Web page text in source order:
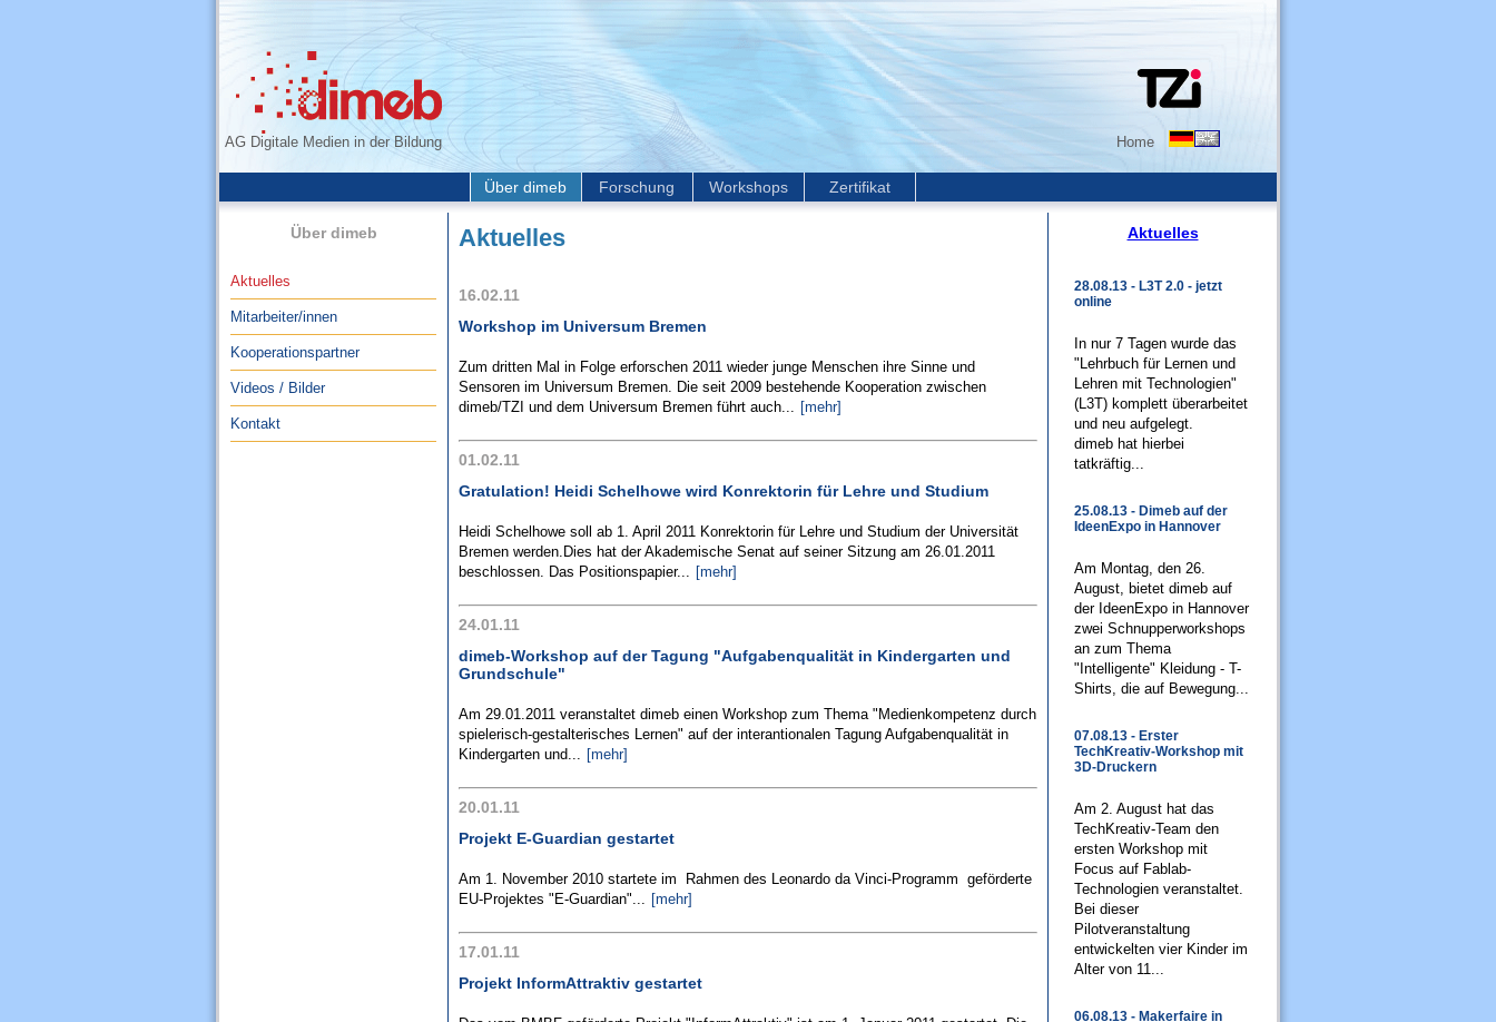
AG Digitale Medien in der Bildung Home
Über dimeb Forschung Workshops Zertifikat
Über dimeb
Aktuelles
Mitarbeiter/innen
Kooperationspartner
Videos / Bilder
Kontakt
Aktuelles
16.02.11
Workshop im Universum Bremen
Zum dritten Mal in Folge erforschen 2011 wieder junge Menschen ihre Sinne und
Sensoren im Universum Bremen. Die seit 2009 bestehende Kooperation zwischen
dimeb/TZI und dem Universum Bremen führt auch... [mehr]
01.02.11
Gratulation! Heidi Schelhowe wird Konrektorin für Lehre und Studium
Heidi Schelhowe soll ab 1. April 2011 Konrektorin für Lehre und Studium der Universität
Bremen werden.Dies hat der Akademische Senat auf seiner Sitzung am 26.01.2011
beschlossen. Das Positionspapier... [mehr]
24.01.11
dimeb-Workshop auf der Tagung "Aufgabenqualität in Kindergarten und
Grundschule"
Am 29.01.2011 veranstaltet dimeb einen Workshop zum Thema "Medienkompetenz durch
spielerisch-gestalterisches Lernen" auf der interantionalen Tagung Aufgabenqualität in
Kindergarten und... [mehr]
20.01.11
Projekt E-Guardian gestartet
Am 1. November 2010 startete im Rahmen des Leonardo da Vinci-Programm geförderte
EU-Projektes "E-Guardian"... [mehr]
17.01.11
Projekt InformAttraktiv gestartet
Aktuelles
28.08.13 - L3T 2.0 - jetzt
online
In nur 7 Tagen wurde das
"Lehrbuch für Lernen und
Lehren mit Technologien"
(L3T) komplett überarbeitet
und neu aufgelegt.
dimeb hat hierbei
tatkräftig...
25.08.13 - Dimeb auf der
IdeenExpo in Hannover
Am Montag, den 26.
August, bietet dimeb auf
der IdeenExpo in Hannover
zwei Schnupperworkshops
an zum Thema
"Intelligente" Kleidung - T-
Shirts, die auf Bewegung...
07.08.13 - Erster
TechKreativ-Workshop mit
3D-Druckern
Am 2. August hat das
TechKreativ-Team den
ersten Workshop mit
Focus auf Fablab-
Technologien veranstaltet.
Bei dieser
Pilotveranstaltung
entwickelten vier Kinder im
Alter von 11...
06.08.13 - Makerfaire in